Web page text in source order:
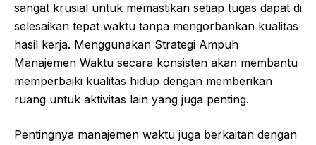
sangat krusial untuk memastikan setiap tugas dapat di
selesaikan tepat waktu tanpa mengorbankan kualitas
hasil kerja. Menggunakan Strategi Ampuh
Manajemen Waktu secara konsisten akan membantu
memperbaiki kualitas hidup dengan memberikan
ruang untuk aktivitas lain yang juga penting.
Pentingnya manajemen waktu juga berkaitan dengan